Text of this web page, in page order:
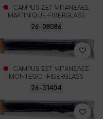
CAMPUS ΣΕΤ ΜΠΑΝΕΛΕΣ
MARTINIQUE-FIBERGLASS
26-08086
CAMPUS ΣΕΤ ΜΠΑΝΕΛΕΣ
MONTEGO -FIBERGLASS
26-31404